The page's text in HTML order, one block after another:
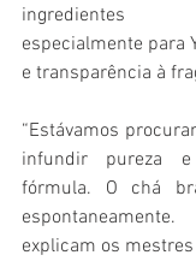
ingredientes
especialmente para
e transparência à
“Estávamos
infundir pureza
fórmula. O chá
explicam os